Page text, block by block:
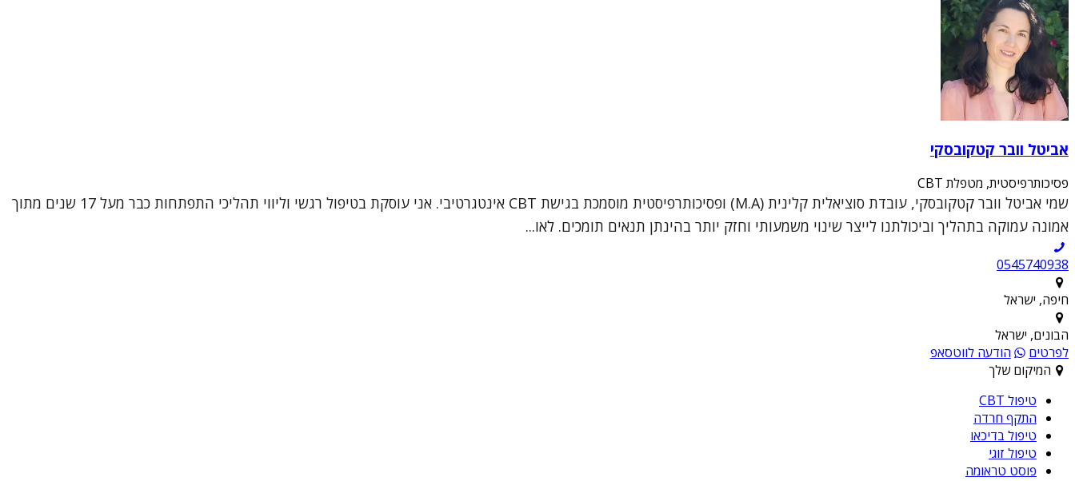
אביטל וובר קטקובסקי
פסיכותרפיסטית, מטפלת CBT
שמי אביטל וובר קטקובסקי, עובדת סוציאלית קלינית (M.A) ופסיכותרפיסטית מוסמכת בגישת CBT אינטגרטיבי. אני עוסקת בטיפול רגשי וליווי תהליכי התפתחות כבר מעל 17 שנים מתוך
אמונה עמוקה בתהליך וביכולתנו לייצר שינוי משמעותי וחזק יותר בהינתן תנאים תומכים. לאו...
0545740938
חיפה, ישראל
הבונים, ישראל
לפרטים
הודעה לווטסאפ
המיקום שלך
טיפול CBT
התקף חרדה
טיפול בדיכאו
טיפול זוגי
פוסט טראומה